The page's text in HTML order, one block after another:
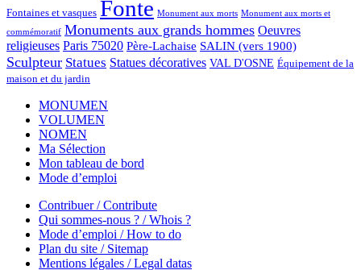
Fontaines et vasques Fonte Monument aux morts Monument aux morts et
commémoratif Monuments aux grands hommes Oeuvres
religieuses Paris 75020 Père-Lachaise SALIN (vers 1900)
Sculpteur Statues Statues décoratives VAL D'OSNE Équipement de la
maison et du jardin
MONUMEN
VOLUMEN
NOMEN
Ma Sélection
Mon tableau de bord
Mode d’emploi
Contribuer / Contribute
Qui sommes-nous ? / Whois ?
Mode d’emploi / How to do
Plan du site / Sitemap
Mentions légales / Legal datas